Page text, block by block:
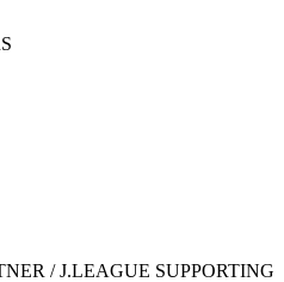
/ J.LEAGUE SUPPORTING